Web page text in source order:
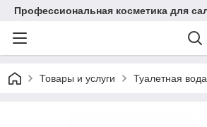
Профессиональная косметика для
Товары и услуги Туалетная